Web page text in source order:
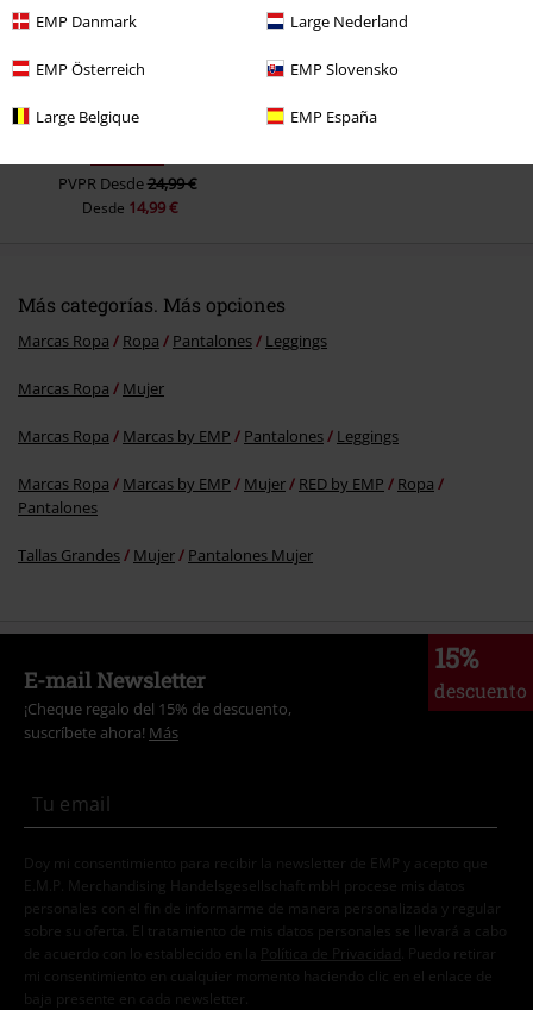
EMP Danmark Large Nederland
EMP Österreich EMP Slovensko
Large Belgique EMP España
Enviar comentario
PVPR Desde24,99 €
Desde 14,99 €
Más categorías. Más opciones
Marcas Ropa Ropa Pantalones Leggings
Marcas Ropa Mujer
Marcas Ropa Marcas by EMP Pantalones Leggings
Marcas Ropa Marcas by EMP Mujer RED by EMP
Ropa
Pantalones
Tallas Grandes Mujer Pantalones Mujer
15%
descuento
E-mail Newsletter
¡Cheque regalo del 15% de descuento,
suscríbete ahora! Más
Doy mi consentimiento para recibir la newsletter de EMP y acepto que
E.M.P. Merchandising Handelsgesellschaft mbH procese mis datos
personales con el fin de informarme de manera personalizada y regular
sobre su oferta. El tratamiento de mis datos personales se llevará a cabo
de acuerdo con lo establecido en la
Política de Privacidad . Puedo retirar
mi consentimiento en cualquier momento haciendo clic en el enlace de
baja presente en cada newsletter.